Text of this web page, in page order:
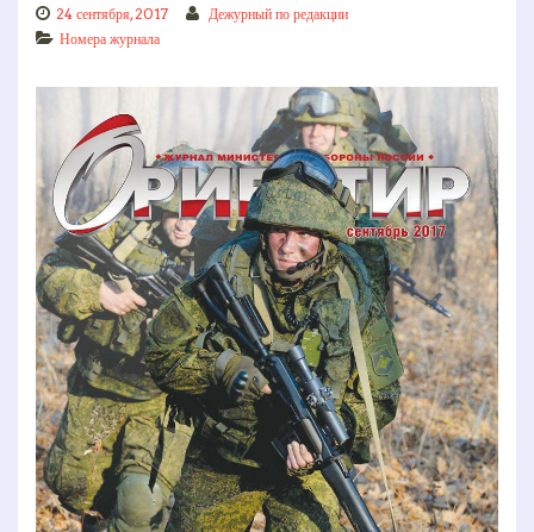
24 сентября, 2017
Дежурный по редакции
Номера журнала